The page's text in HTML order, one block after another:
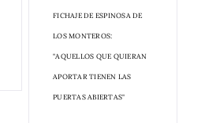
FICHAJE DE ESPINOSA DE
LOS MONTEROS:
"AQUELLOS QUE QUIERAN
APORTAR TIENEN LAS
PUERTAS ABIERTAS"